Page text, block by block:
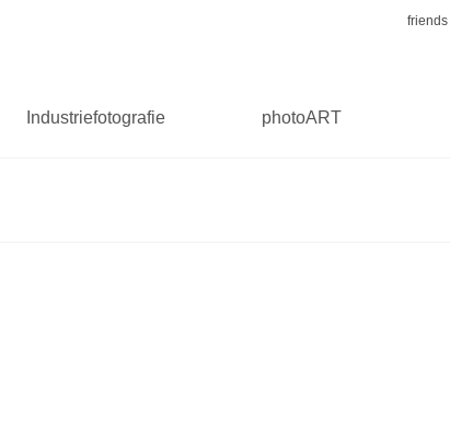
Industriefotografie photoART